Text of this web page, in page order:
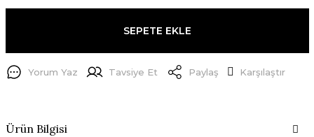
SEPETE EKLE
Yorum Yaz Tavsiye Et Paylaş Karşılaştır
Ürün Bilgisi